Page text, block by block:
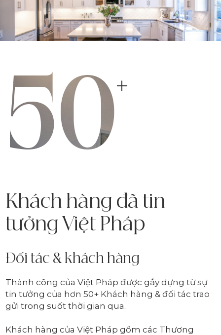
50
Khách hàng đã tin
tưởng Việt Pháp
Đối tác & khách hàng
Thành công của Việt Pháp được gầy dựng từ sự
tin tưởng của hơn 50+ Khách hàng & đối tác trao
gửi trong suốt thời gian qua.
Khách hàng của Việt Pháp gồm các Thương